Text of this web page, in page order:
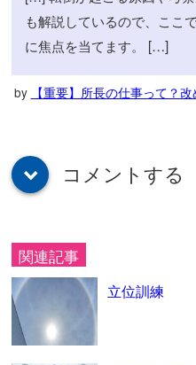
も解説しているので、ここ
に焦点を当てます。 […]
by 【重要】所長の仕事って？
down コメントする
関連記事
立位訓練